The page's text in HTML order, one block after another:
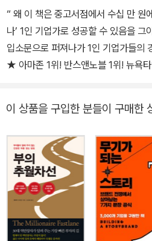
“ 왜 이 책은 중고서점에서 수십 만 원
나’ 1인 기업가로 성공할 수 있음을 그야말로 완벽하게 보여주었다!
입소문으로 퍼져나가 1인 기업가들의
★ 아마존 1위! 반스앤노블 1위! 뉴욕타임스 1위! ★ ★ 미국, 프랑스,
『백만장자 메신저』라는 제목으로 출
‘백만장자 메신저’가 되는 법이다. 자신
만들어 다른 사람을 도우면서 돈을 버
다. 세 아이를 키운 엄마는 초등학교
하는 누군가는 중고차 컨설턴트가 된
육 전문 북큐레이터가 되고, 퇴사한
사로 돈을 번다. 시간제 노동자가 아닌
에 ‘돈과 행복과 자유’가 있는 새로운 인생을
이 상품을 구입한 분들이 구매한